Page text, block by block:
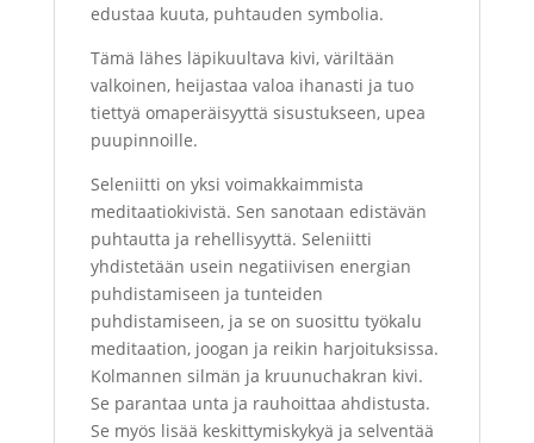
edustaa kuuta, puhtauden symbolia.
Tämä lähes läpikuultava kivi, väriltään
valkoinen, heijastaa valoa ihanasti ja tuo
tiettyä omaperäisyyttä sisustukseen, upea
puupinnoille.
Seleniitti on yksi voimakkaimmista
meditaatiokivistä. Sen sanotaan edistävän
puhtautta ja rehellisyyttä. Seleniitti
yhdistetään usein negatiivisen energian
puhdistamiseen ja tunteiden
puhdistamiseen, ja se on suosittu työkalu
meditaation, joogan ja reikin harjoituksissa.
Kolmannen silmän ja kruunuchakran kivi.
Se parantaa unta ja rauhoittaa ahdistusta.
Se myös lisää keskittymiskykyä ja selventää